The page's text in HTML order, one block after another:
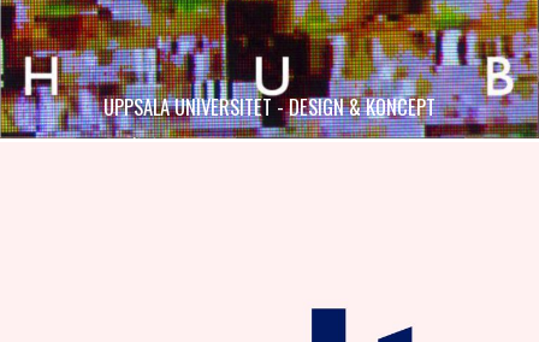
UPPSALA UNIVERSITET - DESIGN & KONCEPT